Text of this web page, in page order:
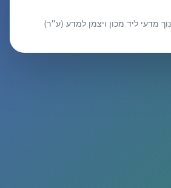
מדעי ליד מכון ויצמן למדע (ע״ר)